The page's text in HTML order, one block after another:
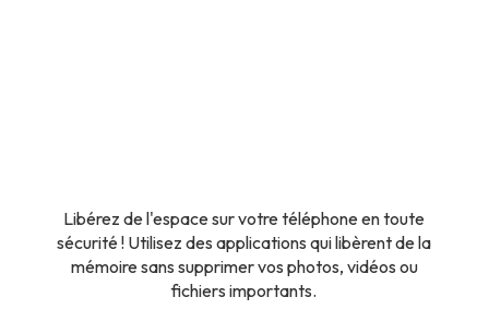
Libérez de l'espace sur votre téléphone en toute
sécurité ! Utilisez des applications qui libèrent de la
mémoire sans supprimer vos photos, vidéos ou
fichiers importants.